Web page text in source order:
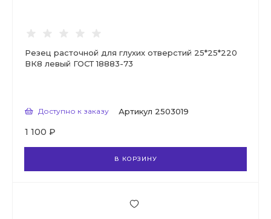
Резец расточной для глухих отверстий 25*25*220
ВК8 левый ГОСТ 18883-73
Доступно к заказу Артикул 2503019
1 100 ₽
В КОРЗИНУ